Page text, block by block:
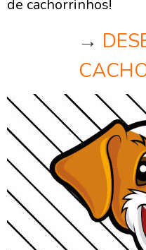
de cachorrinhos!
→